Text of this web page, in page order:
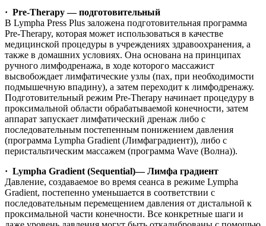
· Pre-Therapy — подготовительный
В Lympha Press Plus заложена подготовительная программа
Pre-Therapy, которая может использоваться в качестве
медицинской процедуры в учреждениях здравоохранения, а
также в домашних условиях. Она основана на принципах
ручного лимфодренажа, в ходе которого массажист
высвобождает лимфатические узлы (пах, при необходимости
подмышечную впадину), а затем переходит к лимфодренажу.
Подготовительный режим Pre-Therapy начинает процедуру в
проксимальной области обрабатываемой конечности, затем
аппарат запускает лимфатический дренаж либо с
последовательным постепенным понижением давления
(программа Lympha Gradient (Лимфаградиент)), либо с
перистальтическим массажем (программа Wave (Волна)).
· Lympha Gradient (Sequential)— Лимфа градиент
Давление, создаваемое во время сеанса в режиме Lympha
Gradient, постепенно уменьшается в соответствии с
последовательным перемещением давления от дистальной к
проксимальной части конечности. Все конкретные шаги и